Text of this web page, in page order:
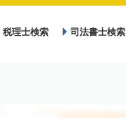
税理士検索 司法書士検索